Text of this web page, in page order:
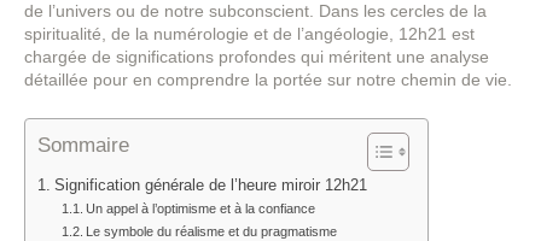
de l’univers ou de notre subconscient. Dans les cercles de la
spiritualité, de la numérologie et de l’angéologie, 12h21 est
chargée de significations profondes qui méritent une analyse
détaillée pour en comprendre la portée sur notre chemin de vie.
Sommaire
Signification générale de l’heure miroir 12h21
Un appel à l’optimisme et à la confiance
Le symbole du réalisme et du pragmatisme